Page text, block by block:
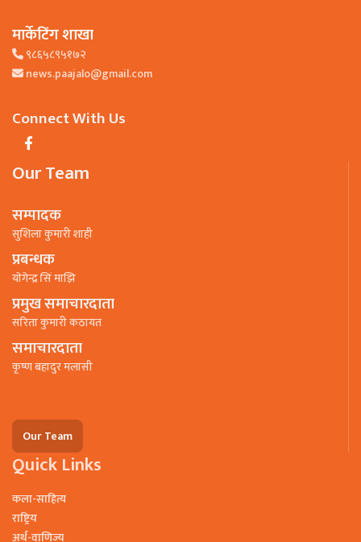
मार्केटिंग शाखा
९८६५८९५१७२
news.paajalo@gmail.com
Connect With Us
Our Team
सम्पादक
सुशिला कुमारी शाही
प्रबन्धक
याेगेन्द्र सिं माझि
प्रमुख समाचारदाता
सरिता कुमारी कठायत
समाचारदाता
कृष्ण बहादुर मलासी
Our Team
Quick Links
कला-साहित्य
राष्ट्रिय
अर्थ-वाणिज्य